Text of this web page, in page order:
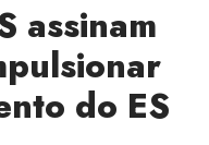
assinam
do ES